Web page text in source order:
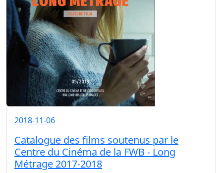
2018-11-06
Catalogue des films soutenus par le
Centre du Cinéma de la FWB - Long
Métrage 2017-2018